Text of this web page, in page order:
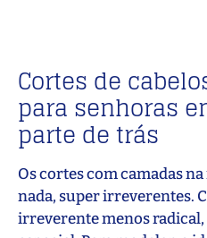
Cortes de
para senhoras
parte de trás
Os cortes com camadas
nada, super irreverentes.
irreverente menos